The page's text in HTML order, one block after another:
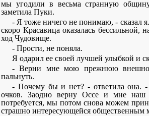
мы угодили в весьма странную
заметила Пуки.
- Я тоже ничего не понимаю, - сказал
скоро Красавица оказалась бессильной,
ход Чудовище.
- Прости, не поняла.
Я одарил ее своей лучшей улыбкой и
- Верни мне мою прежнюю
пальнуть.
- Почему бы и нет? - ответила она.
очков. Заодно верну Оссе и мне
потребуется, мы потом снова можем
страшно интересующейся общественным